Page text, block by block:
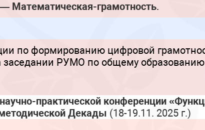
— Математическая-грамотность.
по формированию цифровой
заседании РУМО по общему
практической конференции
Декады (18-19.11. 2025 г.)